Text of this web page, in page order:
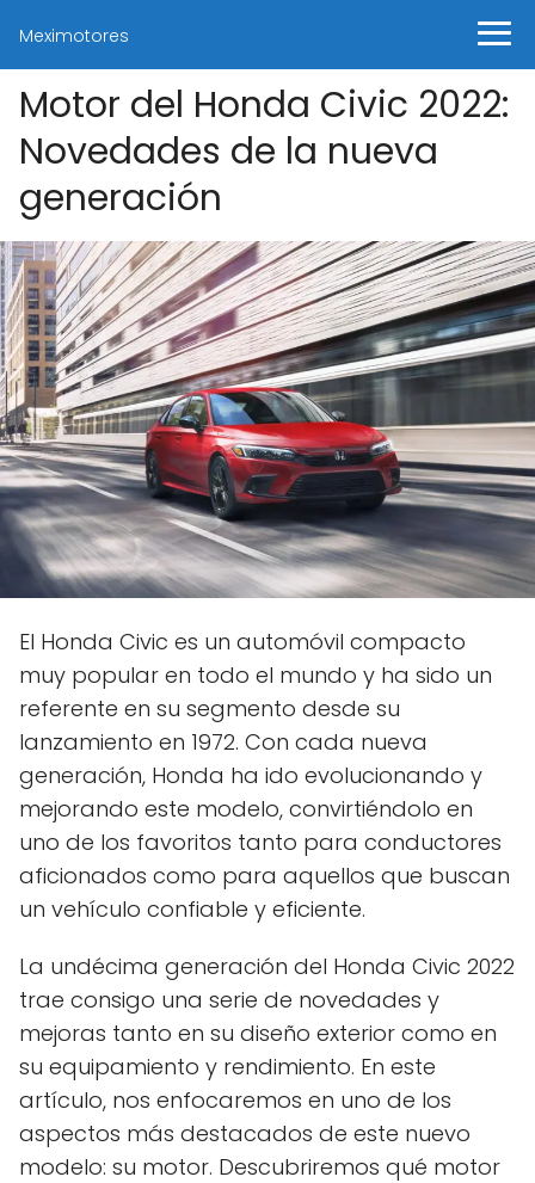
Meximotores
Motor del Honda Civic 2022:
Novedades de la nueva
generación
El Honda Civic es un automóvil compacto
muy popular en todo el mundo y ha sido un
referente en su segmento desde su
lanzamiento en 1972. Con cada nueva
generación, Honda ha ido evolucionando y
mejorando este modelo, convirtiéndolo en
uno de los favoritos tanto para conductores
aficionados como para aquellos que buscan
un vehículo confiable y eficiente.
La undécima generación del Honda Civic 2022
trae consigo una serie de novedades y
mejoras tanto en su diseño exterior como en
su equipamiento y rendimiento. En este
artículo, nos enfocaremos en uno de los
aspectos más destacados de este nuevo
modelo: su motor. Descubriremos qué motor